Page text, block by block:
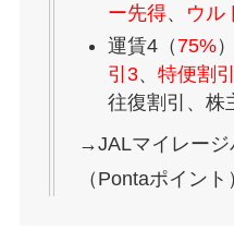
ー先得、 ウル
運賃4（ 75%
引3、 特便割
往復割引、株
→JALマイレージ
（Pontaポイン